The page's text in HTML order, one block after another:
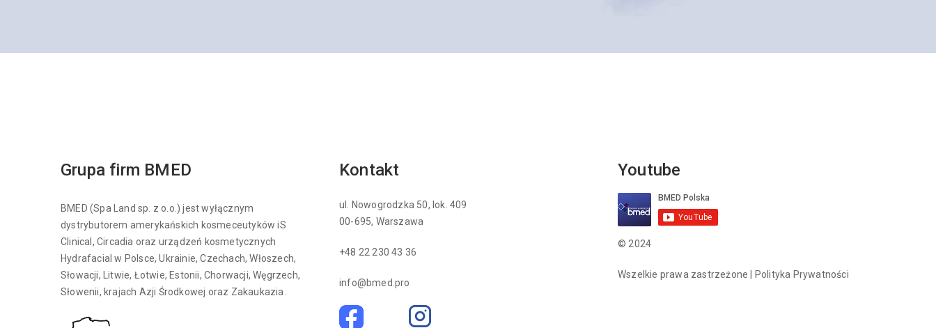
Grupa firm BMED
BMED (Spa Land sp. z o.o.) jest wyłącznym
dystrybutorem amerykańskich kosmeceutyków iS
Clinical, Circadia oraz urządzeń kosmetycznych
Hydrafacial w Polsce, Ukrainie, Czechach, Włoszech,
Słowacji, Litwie, Łotwie, Estonii, Chorwacji, Węgrzech,
Słowenii, krajach Azji Środkowej oraz Zakaukazia.
Kontakt
ul. Nowogrodzka 50, lok. 409
00-695, Warszawa
+48 22 230 43 36
info@bmed.pro
Youtube
© 2024
Wszelkie prawa zastrzeżone | Polityka Prywatności